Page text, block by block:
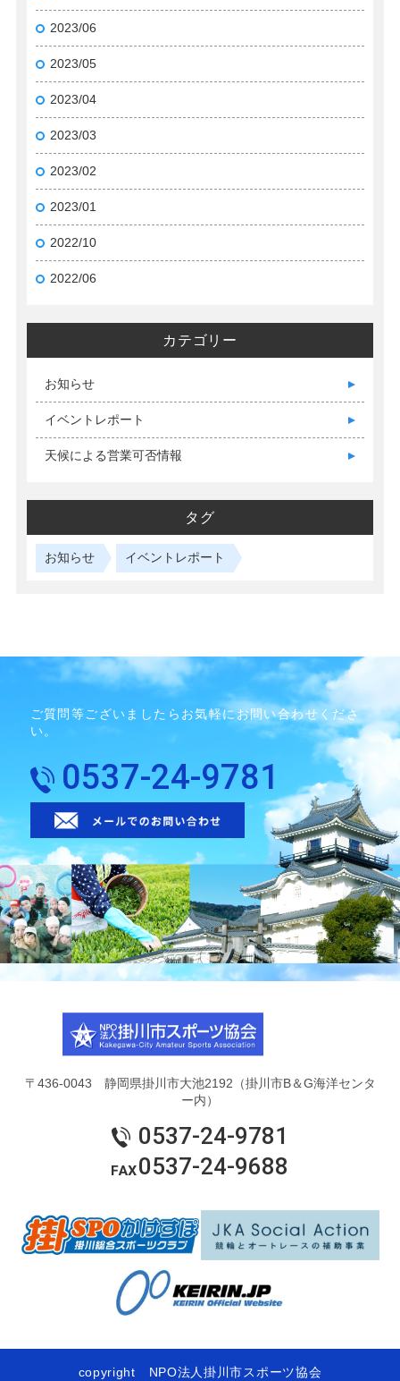
2023/06
2023/05
2023/04
2023/03
2023/02
2023/01
2022/10
2022/06
カテゴリー
お知らせ
イベントレポート
天候による営業可否情報
タグ
お知らせ イベントレポート
ご質問等ございましたらお気軽にお問い合わせくださ
い。
0537-24-9781
〒436-0043 静岡県掛川市大池2192（掛川市B＆G海洋センタ
ー内）
0537-24-9781
0537-24-9688
copyright NPO法人掛川市スポーツ協会